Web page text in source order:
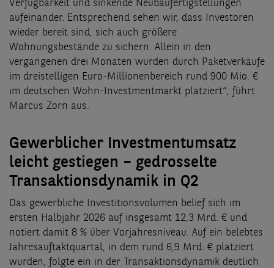
Verfügbarkeit und sinkende Neubaufertigstellungen
aufeinander. Entsprechend sehen wir, dass Investoren
wieder bereit sind, sich auch größere
Wohnungsbestände zu sichern. Allein in den
vergangenen drei Monaten wurden durch Paketverkäufe
im dreistelligen Euro-Millionenbereich rund 900 Mio. €
im deutschen Wohn-Investmentmarkt platziert“, führt
Marcus Zorn aus.
Gewerblicher Investmentumsatz
leicht gestiegen – gedrosselte
Transaktionsdynamik in Q2
Das gewerbliche Investitionsvolumen belief sich im
ersten Halbjahr 2026 auf insgesamt 12,3 Mrd. € und
notiert damit 8 % über Vorjahresniveau. Auf ein belebtes
Jahresauftaktquartal, in dem rund 6,9 Mrd. € platziert
wurden, folgte ein in der Transaktionsdynamik deutlich